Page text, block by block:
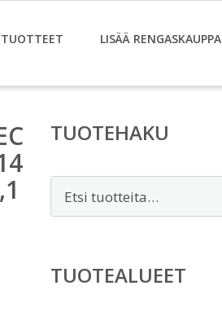
TUOTTEET LISÄÄ RENGASKAUPPA
TUOTEHAKU
TUOTEALUEET